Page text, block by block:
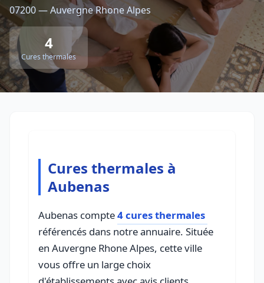
07200 — Auvergne Rhone Alpes
4
Cures thermales
Cures thermales à
Aubenas
Aubenas compte4 cures thermales
référencés dans notre annuaire. Située
en Auvergne Rhone Alpes, cette ville
vous offre un large choix